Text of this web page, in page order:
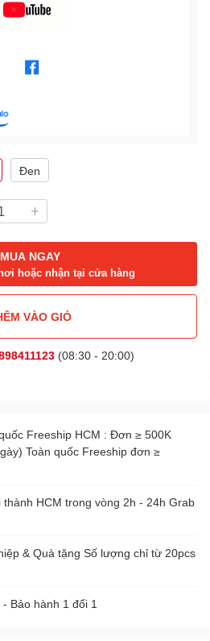
Đen
MUA NGAY
hoặc nhận tại cửa hàng
VÀO GIỎ
(08:30 - 20:00)
Freeship HCM : Đơn ≥ 500K
Toàn quốc Freeship đơn ≥
HCM trong vòng 2h - 24h Grab
& Quà tặng Số lượng chỉ từ 20pcs
Bảo hành 1 đổi 1